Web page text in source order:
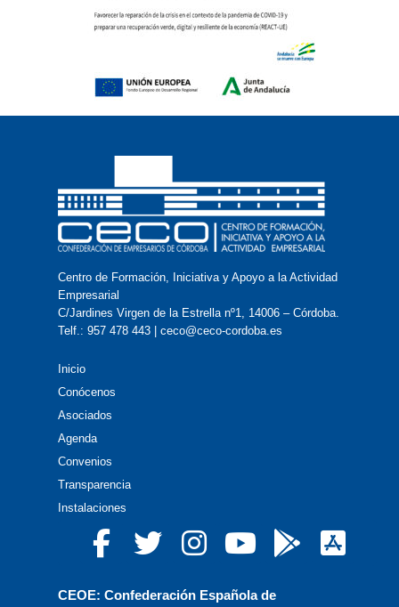
Centro de Formación, Iniciativa y Apoyo a la Actividad
Empresarial
C/Jardines Virgen de la Estrella nº1, 14006 – Córdoba.
Telf.: 957 478 443 | ceco@ceco-cordoba.es
Inicio
Conócenos
Asociados
Agenda
Convenios
Transparencia
Instalaciones
CEOE: Confederación Española de